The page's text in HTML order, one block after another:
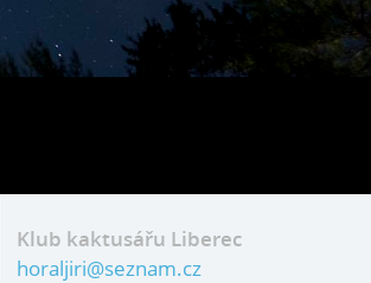
Klub kaktusářu Liberec
horaljiri@seznam.cz